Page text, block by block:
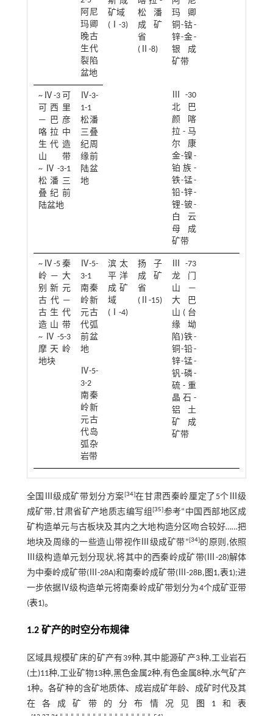
阿尼
玛卿
晚古
生代
裂陷
盆地
矿域
(Ⅰ-3)
松潘
成矿
省
(Ⅱ-8)
玛卿
铜-钴-
锌-金-
银成
矿带
~Ⅳ-3可
可西里
—巴彦
咯拉中
生代造
山带
~Ⅳ-3-1
松潘三
叠纪前
陆盆地
Ⅳ-3-
1-1
松潘
三叠
纪周
缘前
陆盆
地
Ⅲ-30
北巴
颜喀
拉-马
尔康
金-镍-
铂族-
铁-锰-
铅-锌-
锂-铍-
白云
母成
矿带
~Ⅳ-5秦
岭—大
别新元
古代—
古生代
造山带
~Ⅳ-5-3
摩天岭
地块
Ⅳ-5-
3-1
南秦
岭新
元古
代弧
前盆
地
滨太
平洋
成矿
域
(Ⅰ-4)
扬子
成矿
省
(Ⅱ-15)
Ⅲ-73
龙门
山—
大巴
山(台
缘坳
陷)铁-
铜-铅-
锌-锰-
钒-磷-
硫-重
晶石-
铝土
矿成
矿带
Ⅳ-5-
3-2
南秦
岭新
元古
代岛
弧杂
岩带
全国Ⅲ级成矿带划分方案[34]在甘肃西秦岭厘定了5个Ⅲ级
成矿带,甘肃省矿产地质志编写组[35]参考“中国西部地区成
矿构造单元与古板块及其内之大地构造分区吻合较好……把
地块及周缘的一些造山带视作Ⅲ级成矿带”[34]的原则,依照
Ⅲ级构造单元划分现状,将其中的西秦岭成矿带(Ⅲ-28)解体
为中秦岭成矿带(Ⅲ-28A)和南秦岭成矿带(Ⅲ-28B, 图1,表1);进
一步依据Ⅳ级构造单元将南秦岭成矿带划分为4个成矿亚带
(表1)。
1.2 矿产的时空分布规律
区域具规模矿床的矿产有39种,其中能源矿产3种,工业岩石
(土)11种,工业矿物13种,黑色金属2种,有色金属8种,水气矿产
1种。各矿种的含矿地质体、成岩成矿年龄、成矿时代及其
在各成矿带的分布情况见
图1和表